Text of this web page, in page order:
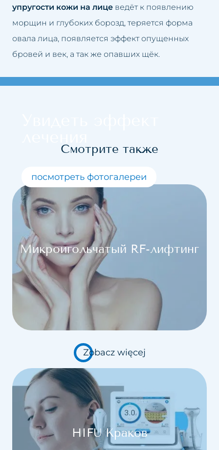
Заполнение долины слез
Закрытие капилляров
Чистка лица с помощью
упругости кожи на лице ведёт к появлению
морщин и глубоких борозд, теряется форма
овала лица, появляется эффект опущенных
бровей и век, а так же опавших щёк.
посмотреть фотогалереи
Смотрите также
Микроигольчатый RF-лифтинг
Zobacz więcej
HIFU Краков